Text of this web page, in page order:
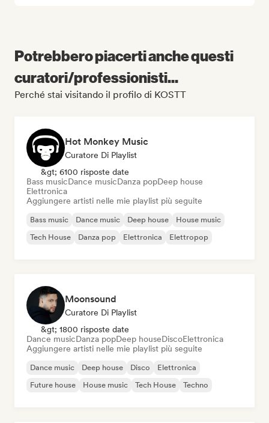
Potrebbero piacerti anche questi
curatori/professionisti...
Perché stai visitando il profilo di KOSTT
Hot Monkey Music
Curatore Di Playlist
&gt; 6100 risposte date
Bass musicDance musicDanza popDeep house
Elettronica
Aggiungere artisti nelle mie playlist più seguite
Bass music Dance music Deep house
House music
Tech House
Danza pop Elettronica Elettropop
Moonsound
Curatore Di Playlist
&gt; 1800 risposte date
Dance musicDanza popDeep houseDiscoElettronica
Aggiungere artisti nelle mie playlist più seguite
Dance music Deep house Disco
Elettronica
Future house
House music Tech House Techno